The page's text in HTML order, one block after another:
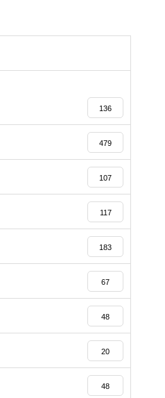
136
479
107
117
183
67
48
20
48